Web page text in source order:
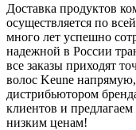
Доставка продуктов
осуществляется по
много лет успешно
надежной в России
все заказы приходят
волос Keune
дистрибьютором
клиентов и
низким ценам!